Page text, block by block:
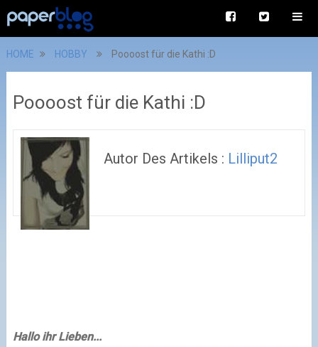
HOME HOBBY Poooost für die Kathi :D
Poooost für die Kathi :D
Autor Des Artikels : Lilliput2
Hallo ihr Lieben...